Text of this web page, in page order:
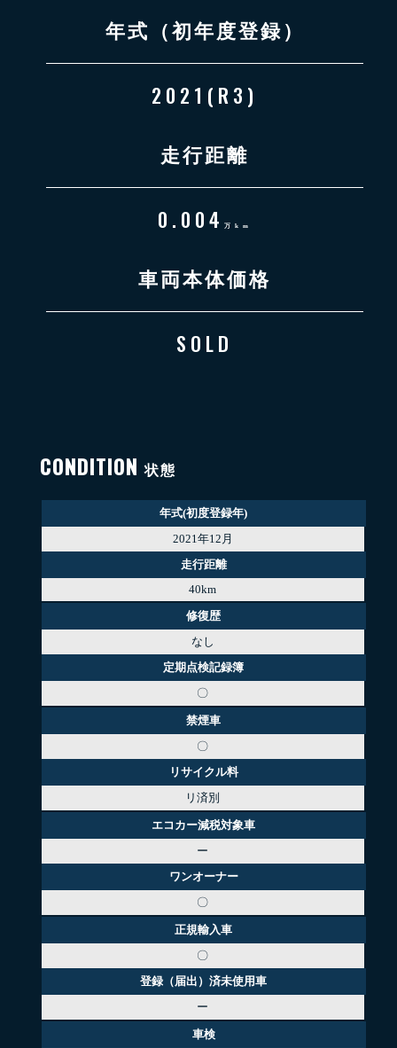
年式（初年度登録）
2021(R3)
走行距離
0.004 万km
車両本体価格
SOLD
CONDITION状態
年式(初度登録年)
2021年12月
走行距離
40km
修復歴
なし
定期点検記録簿
〇
禁煙車
〇
リサイクル料
リ済別
エコカー減税対象車
ー
ワンオーナー
〇
正規輸入車
〇
登録（届出）済未使用車
ー
車検